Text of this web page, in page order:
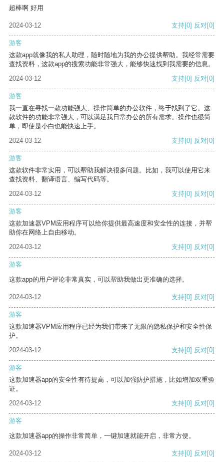
超棒啊 好用
2024-03-12 支持[0] 反对[0]
游客
这款app就像我的私人助理，随时随地为我的办公提供帮助。我经常需要
查找资料，这款app的搜索功能非常强大，能够快速找到我需要的信息。
2024-03-12
支持[0] 反对[0]
游客
我一直在寻找一款功能强大、操作简单的办公软件，终于找到了它。这
款软件的功能非常强大，可以满足我日常办公的所有需求。操作也很简
单，即使是小白也能快速上手。
2024-03-12
支持[0] 反对[0]
游客
这款软件非常实用，可以帮助我解决很多问题。比如，我可以使用它来
查找资料、翻译语言、编写代码等。
2024-03-12
支持[0] 反对[0]
游客
这款加速器VPM应用程序可以给你提供最高速度和安全性的连接，并帮
助你在网络上自由移动。
2024-03-12
支持[0] 反对[0]
游客
这款app的用户评论非常真实，可以帮助我做出更准确的选择。
2024-03-12 支持[0] 反对[0]
游客
这款加速器VPM应用程序已经为我们带来了无限的隐私保护和安全性保
护。
2024-03-12
支持[0] 反对[0]
游客
这款加速器app的安全性有待提高，可以加强防护措施，比如增加双重验
证。
2024-03-12
支持[0] 反对[0]
游客
这款加速器app的操作非常简单，一键加速就能开启，非常方便。
2024-03-12 支持[0] 反对[0]